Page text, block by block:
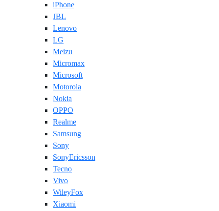
iPhone
JBL
Lenovo
LG
Meizu
Micromax
Microsoft
Motorola
Nokia
OPPO
Realme
Samsung
Sony
SonyEricsson
Tecno
Vivo
WileyFox
Xiaomi